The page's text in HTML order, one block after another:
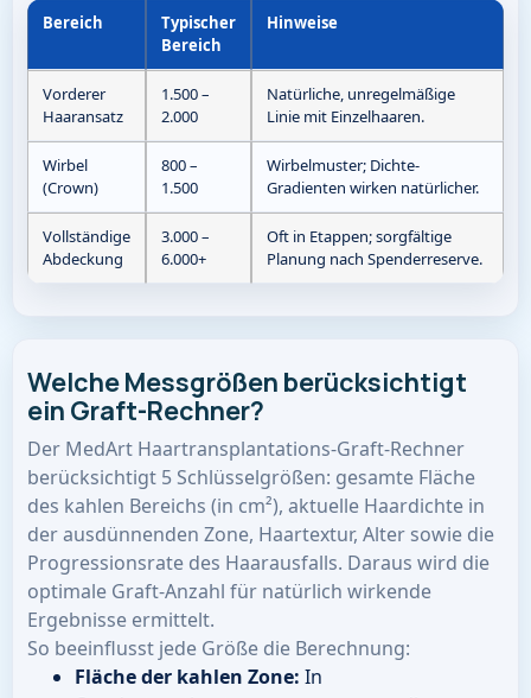
Bereich
Typischer
Bereich
Hinweise
Vorderer
Haaransatz
1.500 –
2.000
Natürliche, unregelmäßige
Linie mit Einzelhaaren.
Wirbel
(Crown)
800 –
1.500
Wirbelmuster; Dichte-
Gradienten wirken natürlicher.
Vollständige
Abdeckung
3.000 –
6.000+
Oft in Etappen; sorgfältige
Planung nach Spenderreserve.
Welche Messgrößen berücksichtigt
ein Graft-Rechner?
Der MedArt Haartransplantations-Graft-Rechner
berücksichtigt 5 Schlüsselgrößen: gesamte Fläche
des kahlen Bereichs (in cm²), aktuelle Haardichte in
der ausdünnenden Zone, Haartextur, Alter sowie die
Progressionsrate des Haarausfalls. Daraus wird die
optimale Graft-Anzahl für natürlich wirkende
Ergebnisse ermittelt.
So beeinflusst jede Größe die Berechnung:
Fläche der kahlen Zone: In